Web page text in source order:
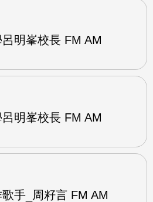
明峯校長 FM AM
明峯校長 FM AM
手_周籽言 FM AM